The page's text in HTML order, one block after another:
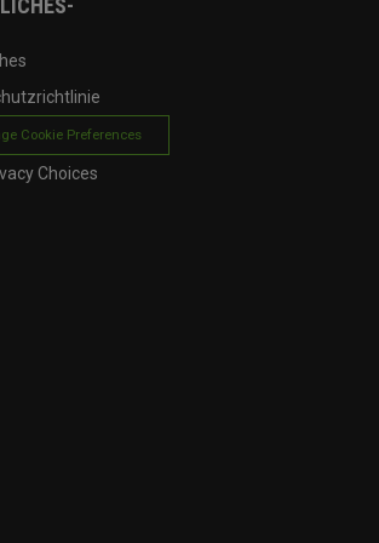
Cookie Preferences
Choices